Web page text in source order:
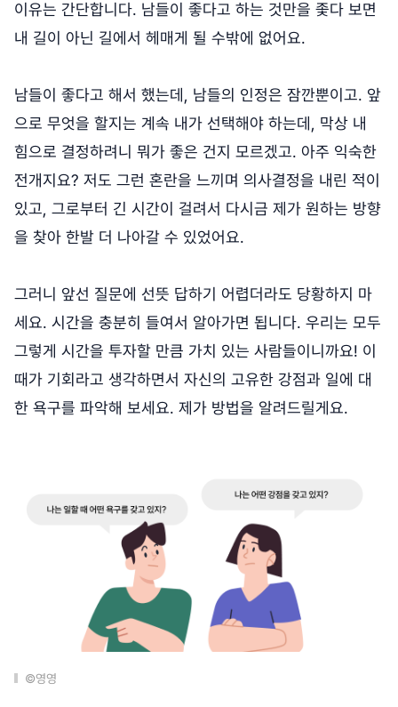
이유는 간단합니다. 남들이 좋다고 하는 것만을 좇다 보면
내 길이 아닌 길에서 헤매게 될 수밖에 없어요.
남들이 좋다고 해서 했는데, 남들의 인정은 잠깐뿐이고. 앞
으로 무엇을 할지는 계속 내가 선택해야 하는데, 막상 내
힘으로 결정하려니 뭐가 좋은 건지 모르겠고. 아주 익숙한
전개지요? 저도 그런 혼란을 느끼며 의사결정을 내린 적이
있고, 그로부터 긴 시간이 걸려서 다시금 제가 원하는 방향
을 찾아 한발 더 나아갈 수 있었어요.
그러니 앞선 질문에 선뜻 답하기 어렵더라도 당황하지 마
세요. 시간을 충분히 들여서 알아가면 됩니다. 우리는 모두
그렇게 시간을 투자할 만큼 가치 있는 사람들이니까요! 이
때가 기회라고 생각하면서 자신의 고유한 강점과 일에 대
한 욕구를 파악해 보세요. 제가 방법을 알려드릴게요.
©영영